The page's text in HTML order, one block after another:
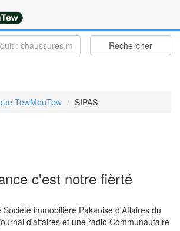
Rechercher
TewMouTew SIPAS
c'est notre fièrté
immobilière Pakaoise d'Affaires du
d'affaires et une radio Communautaire